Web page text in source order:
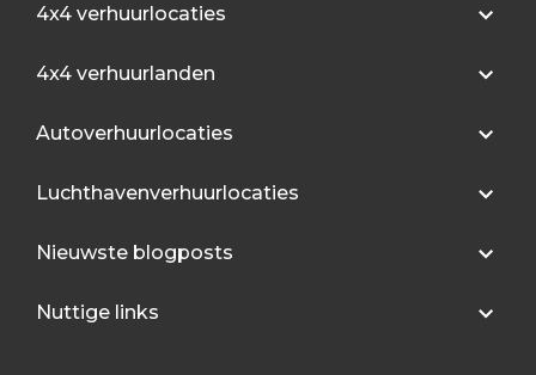
4x4 verhuurlocaties
4x4 verhuurlanden
Autoverhuurlocaties
Luchthavenverhuurlocaties
Nieuwste blogposts
Nuttige links